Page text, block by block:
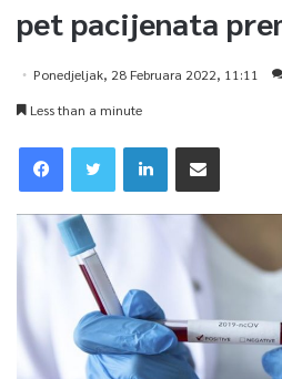
pet pacijenata
Ponedjeljak, 28 Februara 2022, 11:11
Less than a minute